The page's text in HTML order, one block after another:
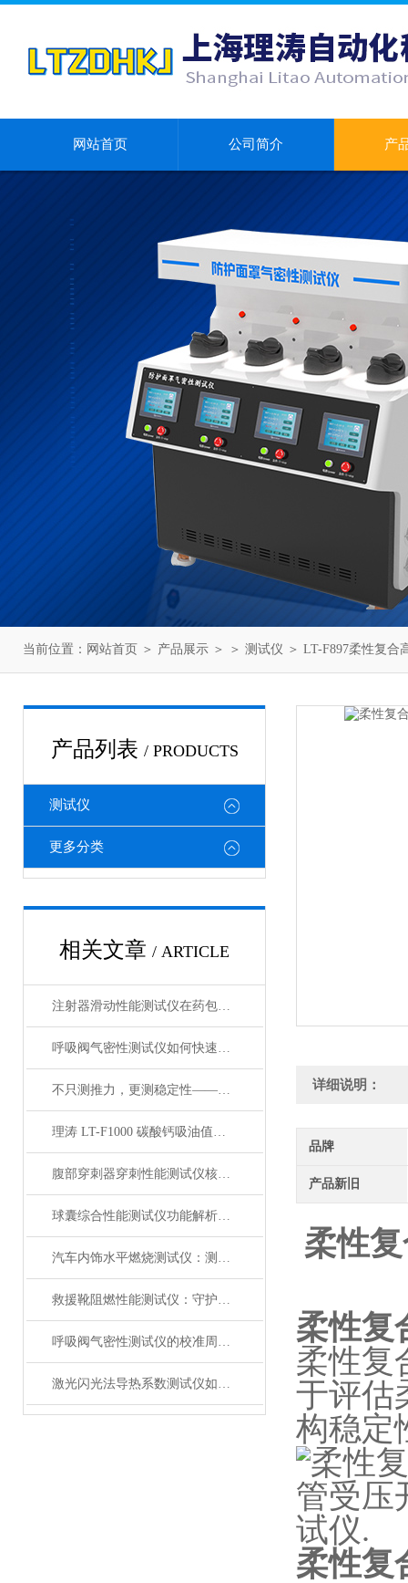
网站首页 公司简介 产
当前位置： 网站首页 ＞ 产品展示 ＞ ＞ 测试仪 ＞ LT-F897柔性复合
产品列表 / PRODUCTS
测试仪
更多分类
相关文章 / ARTICLE
注射器滑动性能测试仪在药包材检测中的应用
呼吸阀气密性测试仪如何快速判断呼吸阀是否失效？
不只测推力，更测稳定性——注射器滑动性能测试仪全面解析
理涛 LT-F1000 碳酸钙吸油值测试仪 介绍说明
腹部穿刺器穿刺性能测试仪核心测试指标：穿刺力、峰值力、穿透力解析
球囊综合性能测试仪功能解析：额定爆破压（RBP）、顺应性、疲劳强度
汽车内饰水平燃烧测试仪：测试步骤、试样制备与结果判读
救援靴阻燃性能测试仪：守护救援人员足部安全的检测装备
呼吸阀气密性测试仪的校准周期与重要性
激光闪光法导热系数测试仪如何征服极端温度下的材料测试？
详细说明：
品牌
产品新旧
柔性
柔性复
柔性复
于评估
构稳定
柔性复